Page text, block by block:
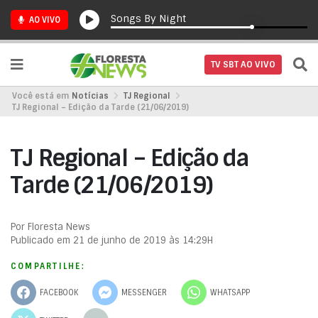
AO VIVO Songs By Night
TV SBT AO VIVO
Você está em Notícias
TJ Regional
TJ Regional – Edição da Tarde (21/06/2019)
TJ Regional – Edição da
Tarde (21/06/2019)
Por Floresta News
Publicado em 21 de junho de 2019 às 14:29H
COMPARTILHE:
FACEBOOK MESSENGER WHATSAPP